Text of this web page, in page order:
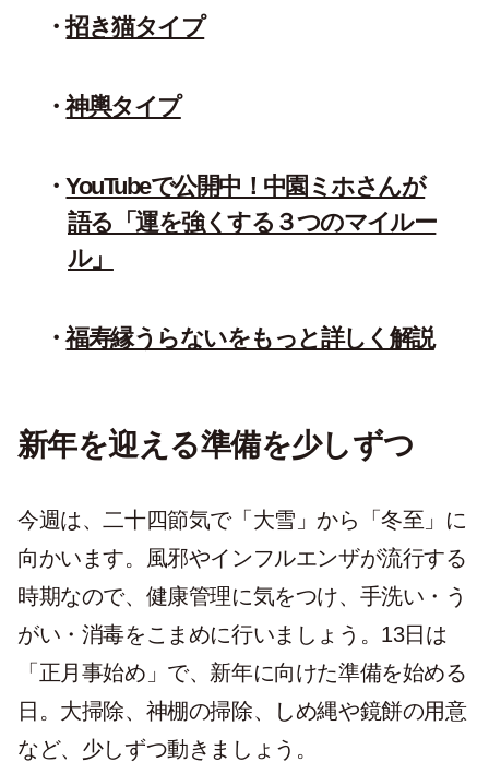
招き猫タイプ
神輿タイプ
YouTubeで公開中！中園ミホさんが
語る「運を強くする３つのマイルー
ル」
福寿縁うらないをもっと詳しく解説
新年を迎える準備を少しずつ
今週は、二十四節気で「大雪」から「冬至」に
向かいます。風邪やインフルエンザが流行する
時期なので、健康管理に気をつけ、手洗い・う
がい・消毒をこまめに行いましょう。13日は
「正月事始め」で、新年に向けた準備を始める
日。大掃除、神棚の掃除、しめ縄や鏡餅の用意
など、少しずつ動きましょう。